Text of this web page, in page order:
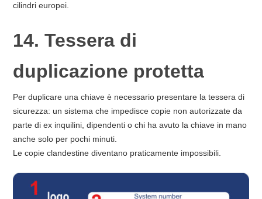
cilindri europei.
14. Tessera di
duplicazione protetta
Per duplicare una chiave è necessario presentare la tessera di
sicurezza: un sistema che impedisce copie non autorizzate da
parte di ex inquilini, dipendenti o chi ha avuto la chiave in mano
anche solo per pochi minuti.
Le copie clandestine diventano praticamente impossibili.